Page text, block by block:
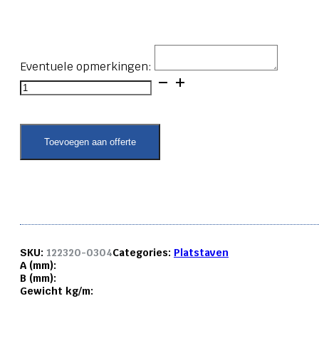
Eventuele opmerkingen:
Aluminium
platstaf
T6
4
Toevoegen aan offerte
SKU: 122320-0304Categories: Platstaven
A (mm):
B (mm):
Gewicht kg/m: